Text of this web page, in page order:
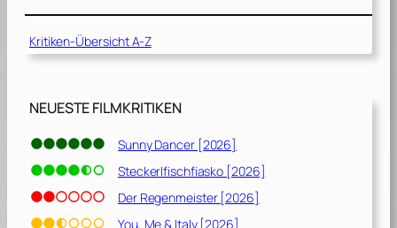
Kritiken-Übersicht A-Z
NEUESTE FILMKRITIKEN
Sunny Dancer [2026]
Steckerlfischfiasko [2026]
Der Regenmeister [2026]
You, Me & Italy [2026]